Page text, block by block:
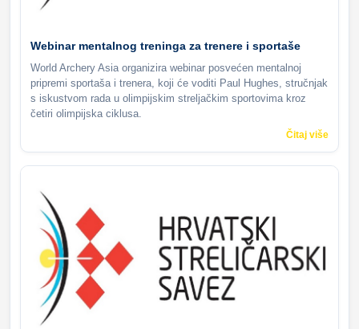
Webinar mentalnog treninga za trenere i sportaše
World Archery Asia organizira webinar posvećen mentalnoj
pripremi sportaša i trenera, koji će voditi Paul Hughes, stručnjak
s iskustvom rada u olimpijskim streljačkim sportovima kroz
četiri olimpijska ciklusa.
Čitaj više